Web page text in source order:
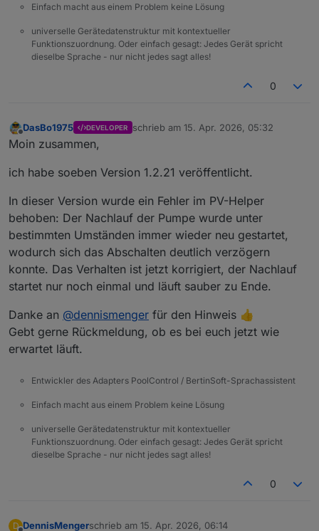
Einfach macht aus einem Problem keine Lösung
universelle Gerätedatenstruktur mit kontextueller
Funktionszuordnung. Oder einfach gesagt: Jedes Gerät spricht
dieselbe Sprache - nur nicht jedes sagt alles!
0
Offline
DasBo1975 DEVELOPER schrieb am 15. Apr. 2026, 05:32
zuletzt editiert von
Moin zusammen,
ich habe soeben Version 1.2.21 veröffentlicht.
In dieser Version wurde ein Fehler im PV-Helper
behoben: Der Nachlauf der Pumpe wurde unter
bestimmten Umständen immer wieder neu gestartet,
wodurch sich das Abschalten deutlich verzögern
konnte. Das Verhalten ist jetzt korrigiert, der Nachlauf
startet nur noch einmal und läuft sauber zu Ende.
Danke an @dennismenger für den Hinweis 👍
Gebt gerne Rückmeldung, ob es bei euch jetzt wie
erwartet läuft.
Entwickler des Adapters PoolControl / BertinSoft-Sprachassistent
Einfach macht aus einem Problem keine Lösung
universelle Gerätedatenstruktur mit kontextueller
Funktionszuordnung. Oder einfach gesagt: Jedes Gerät spricht
dieselbe Sprache - nur nicht jedes sagt alles!
0
D DennisMengerschrieb am 15. Apr. 2026, 06:14